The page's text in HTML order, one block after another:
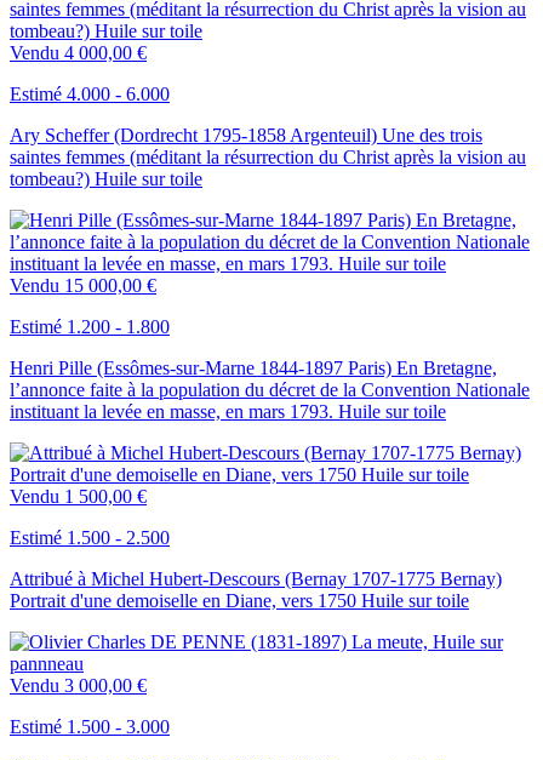
Vendu 4 000,00 €
Estimé 4.000 - 6.000
Ary Scheffer (Dordrecht 1795-1858 Argenteuil) Une des trois
saintes femmes (méditant la résurrection du Christ après la vision au
tombeau?) Huile sur toile
Vendu 15 000,00 €
Estimé 1.200 - 1.800
Henri Pille (Essômes-sur-Marne 1844-1897 Paris) En Bretagne,
l’annonce faite à la population du décret de la Convention Nationale
instituant la levée en masse, en mars 1793. Huile sur toile
Vendu 1 500,00 €
Estimé 1.500 - 2.500
Attribué à Michel Hubert-Descours (Bernay 1707-1775 Bernay)
Portrait d'une demoiselle en Diane, vers 1750 Huile sur toile
Vendu 3 000,00 €
Estimé 1.500 - 3.000